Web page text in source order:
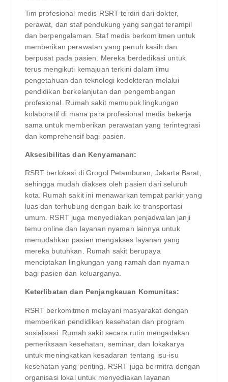
Tim profesional medis RSRT terdiri dari dokter,
perawat, dan staf pendukung yang sangat terampil
dan berpengalaman. Staf medis berkomitmen untuk
memberikan perawatan yang penuh kasih dan
berpusat pada pasien. Mereka berdedikasi untuk
terus mengikuti kemajuan terkini dalam ilmu
pengetahuan dan teknologi kedokteran melalui
pendidikan berkelanjutan dan pengembangan
profesional. Rumah sakit memupuk lingkungan
kolaboratif di mana para profesional medis bekerja
sama untuk memberikan perawatan yang terintegrasi
dan komprehensif bagi pasien.
Aksesibilitas dan Kenyamanan:
RSRT berlokasi di Grogol Petamburan, Jakarta Barat,
sehingga mudah diakses oleh pasien dari seluruh
kota. Rumah sakit ini menawarkan tempat parkir yang
luas dan terhubung dengan baik ke transportasi
umum. RSRT juga menyediakan penjadwalan janji
temu online dan layanan nyaman lainnya untuk
memudahkan pasien mengakses layanan yang
mereka butuhkan. Rumah sakit berupaya
menciptakan lingkungan yang ramah dan nyaman
bagi pasien dan keluarganya.
Keterlibatan dan Penjangkauan Komunitas:
RSRT berkomitmen melayani masyarakat dengan
memberikan pendidikan kesehatan dan program
sosialisasi. Rumah sakit secara rutin mengadakan
pemeriksaan kesehatan, seminar, dan lokakarya
untuk meningkatkan kesadaran tentang isu-isu
kesehatan yang penting. RSRT juga bermitra dengan
organisasi lokal untuk menyediakan layanan